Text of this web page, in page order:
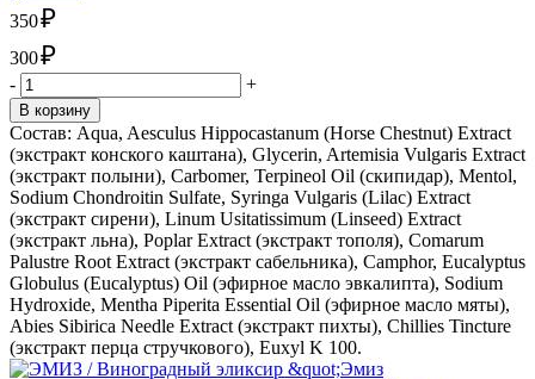
350₽
300₽
- +
В корзину
Состав: Aqua, Aesculus Hippocastanum (Horse Chestnut) Extract
(экстракт конского каштана), Glycerin, Artemisia Vulgaris Extract
(экстракт полыни), Carbomer, Terpineol Oil (скипидар), Mentol,
Sodium Chondroitin Sulfate, Syringa Vulgaris (Lilac) Extract
(экстракт сирени), Linum Usitatissimum (Linseed) Extract
(экстракт льна), Poplar Extract (экстракт тополя), Comarum
Palustre Root Extract (экстракт сабельника), Camphor, Eucalyptus
Globulus (Eucalyptus) Oil (эфирное масло эвкалипта), Sodium
Hydroxide, Mentha Piperita Essential Oil (эфирное масло мяты),
Abies Sibirica Needle Extract (экстракт пихты), Chillies Tincture
(экстракт перца стручкового), Euxyl K 100.